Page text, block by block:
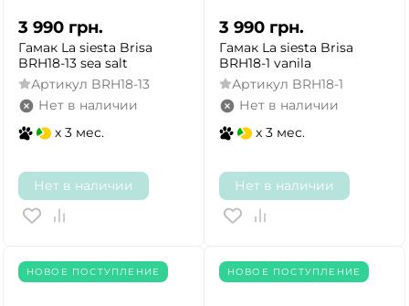
3 990 грн.
Гамак La siesta Brisa
BRH18-13 sea salt
Артикул BRH18-13
Нет в наличии
x 3 мес.
Нет в наличии
3 990 грн.
Гамак La siesta Brisa
BRH18-1 vanila
Артикул BRH18-1
Нет в наличии
x 3 мес.
Нет в наличии
НОВОЕ ПОСТУПЛЕНИЕ НОВОЕ ПОСТУПЛЕНИЕ